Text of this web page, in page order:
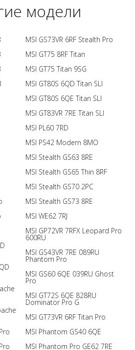
модели
MSI GS73VR 6RF Stealth Pro
MSI GT75 8RF Titan
MSI GT75 Titan 9SG
MSI GT80S 6QD Titan SLI
MSI GT80S 6QE Titan SLI
MSI GT83VR 7RE Titan SLI
MSI PL60 7RD
MSI PS42 Modern 8MO
MSI Stealth GS63 8RE
MSI Stealth GS65 Thin 8RF
MSI Stealth GS70 2PC
MSI Stealth GS73 8RE
MSI WE62 7RJ
MSI GP72VR 7RFX Leopard Pro
600RU
MSI GS43VR 7RE 089RU
Phantom Pro
MSI GS60 6QE 039RU Ghost
Pro
MSI GT72S 6QE 828RU
Dominator Pro G
MSI GT73VR 6RF Titan Pro
MSI Phantom GS40 6QE
MSI Phantom Pro GE62 7RE